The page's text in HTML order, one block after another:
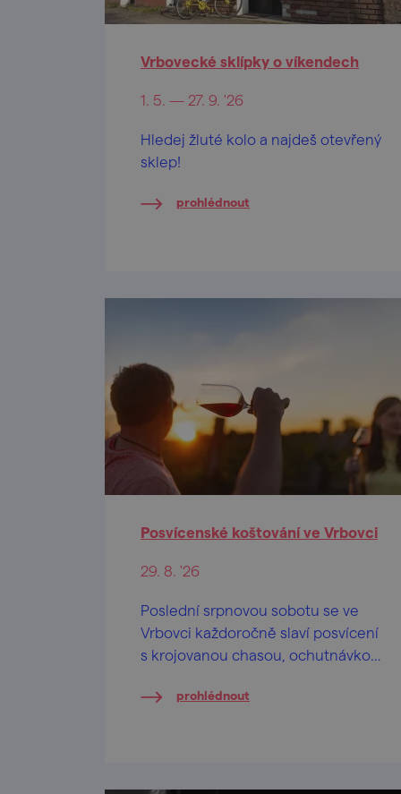
Vrbovecké sklípky o víkendech
1. 5. — 27. 9. '26
Hledej žluté kolo a najdeš otevřený
sklep!
prohlédnout
Posvícenské koštování ve Vrbovci
29. 8. '26
Poslední srpnovou sobotu se ve
Vrbovci každoročně slaví posvícení
s krojovanou chasou, ochutnávkou
hudbou a zpěvem i večerní
prohlédnout